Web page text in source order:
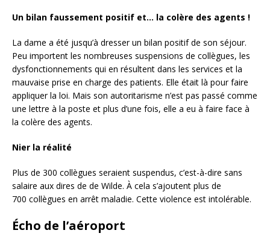
Un bilan faussement positif et… la colère des agents !
La dame a été jusqu’à dresser un bilan positif de son séjour.
Peu importent les nombreuses suspensions de collègues, les
dysfonctionnements qui en résultent dans les services et la
mauvaise prise en charge des patients. Elle était là pour faire
appliquer la loi. Mais son autoritarisme n’est pas passé comme
une lettre à la poste et plus d’une fois, elle a eu à faire face à
la colère des agents.
Nier la réalité
Plus de 300 collègues seraient suspendus, c’est-à-dire sans
salaire aux dires de de Wilde. À cela s’ajoutent plus de
700 collègues en arrêt maladie. Cette violence est intolérable.
Écho de l’aéroport